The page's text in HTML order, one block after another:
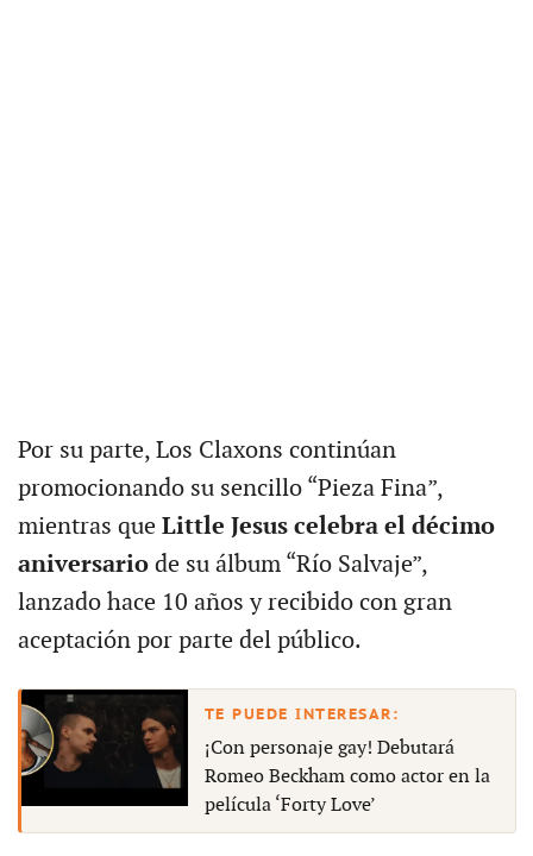
Por su parte, Los Claxons continúan
promocionando su sencillo “Pieza Fina”,
mientras queLittle Jesus celebra el décimo
aniversariode su álbum “Río Salvaje”,
lanzado hace 10 años y recibido con gran
aceptación por parte del público.
¡Con personaje gay! Debutará
Romeo Beckham como actor en la
película ‘Forty Love’